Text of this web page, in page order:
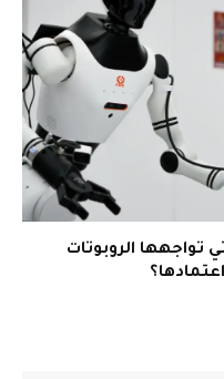
تواجهها الروبوتات